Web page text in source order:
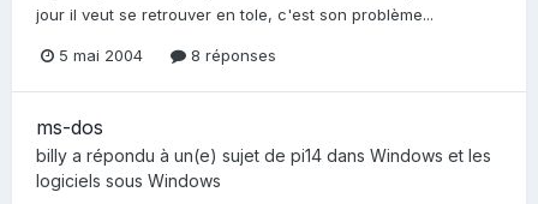
jour il veut se retrouver en tole, c'est son problème...
5 mai 2004 8 réponses
ms-dos
billy a répondu à un(e) sujet de pi14 dans Windows et les
logiciels sous Windows